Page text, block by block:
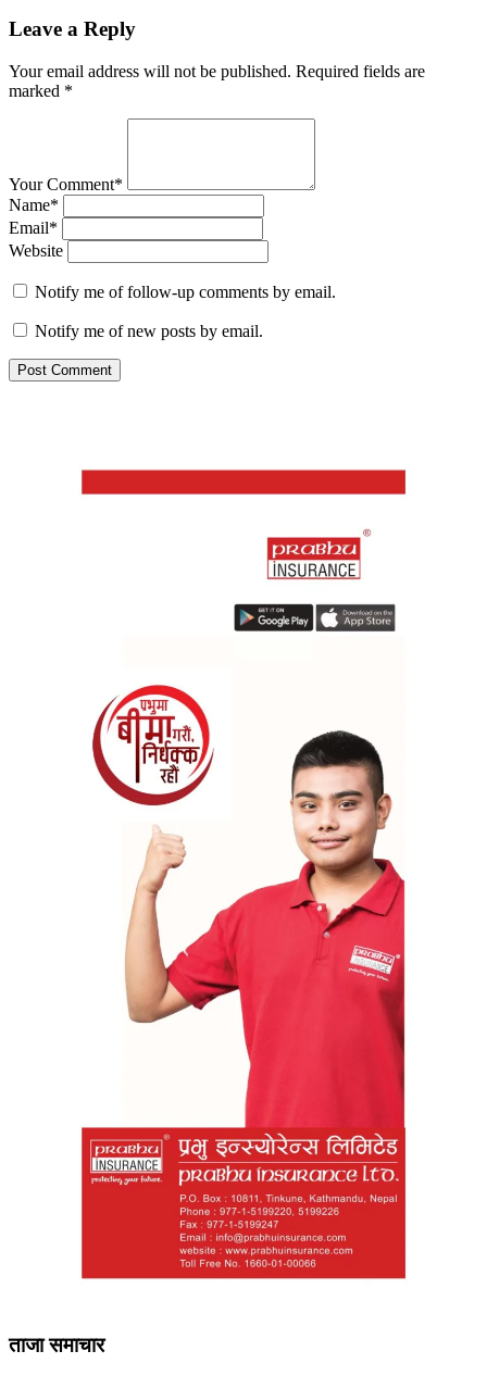
Leave a Reply
Your email address will not be published. Required fields are
marked *
Your Comment*
Name*
Email*
Website
Notify me of follow-up comments by email.
Notify me of new posts by email.
ताजा समाचार